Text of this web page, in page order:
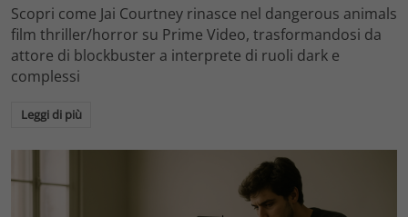
Scopri come Jai Courtney rinasce nel dangerous animals
film thriller/horror su Prime Video, trasformandosi da
attore di blockbuster a interprete di ruoli dark e
complessi
Leggi di più